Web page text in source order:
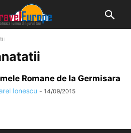
Romane de la Germisara
Ionescu - 14/09/2015